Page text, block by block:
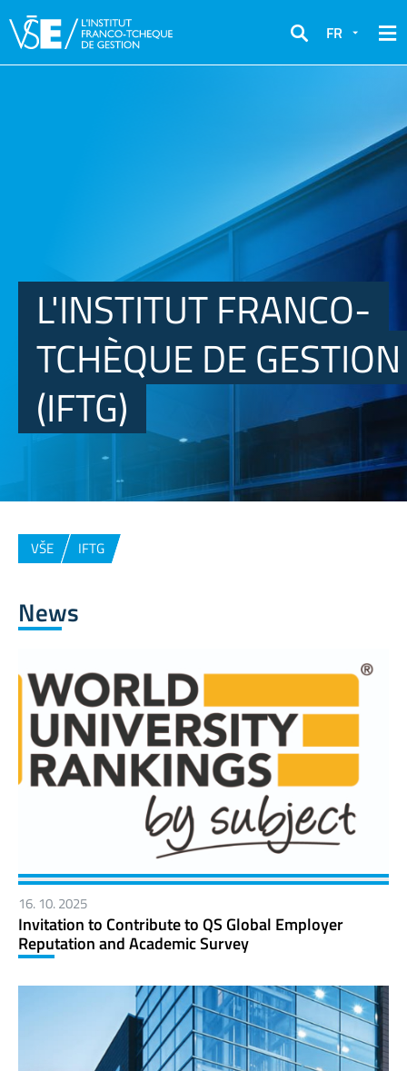
Rechercher
FR
L'INSTITUT FRANCO-
TCHÈQUE DE GESTION
(IFTG)
VŠE IFTG
News
16. 10. 2025
Invitation to Contribute to QS Global Employer
Reputation and Academic Survey